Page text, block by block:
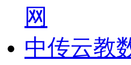
网
中传云教